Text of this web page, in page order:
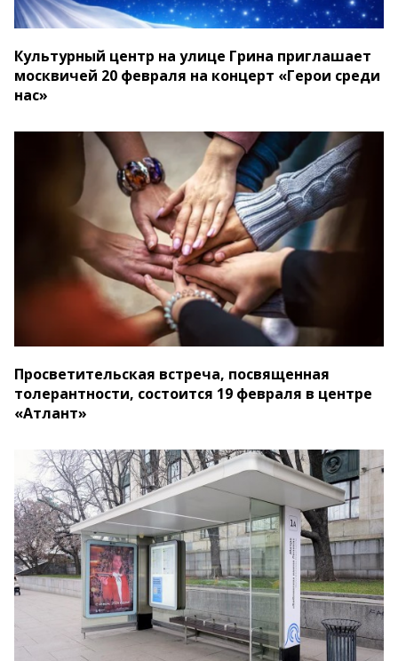
Культурный центр на улице Грина приглашает
москвичей 20 февраля на концерт «Герои среди
нас»
Просветительская встреча, посвященная
толерантности, состоится 19 февраля в центре
«Атлант»